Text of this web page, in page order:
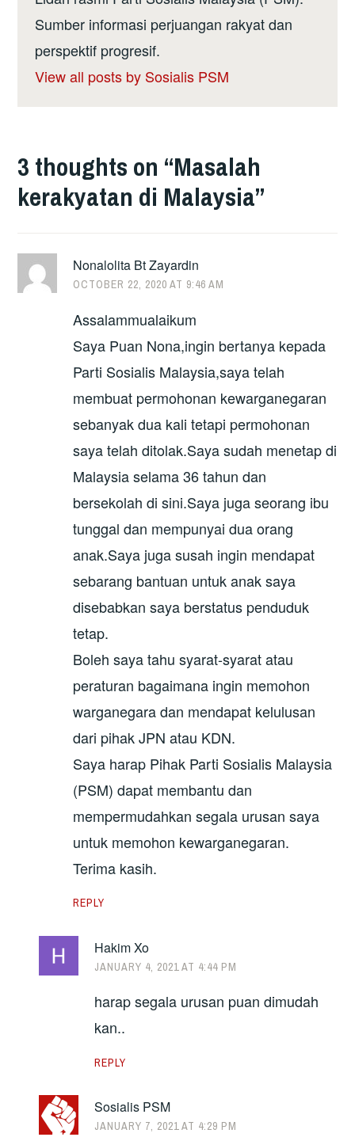
Sumber informasi perjuangan rakyat dan
perspektif progresif.
View all posts by Sosialis PSM
3 thoughts on “Masalah
kerakyatan di Malaysia”
Nonalolita Bt Zayardin
OCTOBER 22, 2020 AT 9:46 AM
Assalammualaikum
Saya Puan Nona,ingin bertanya kepada
Parti Sosialis Malaysia,saya telah
membuat permohonan kewarganegaran
sebanyak dua kali tetapi permohonan
saya telah ditolak.Saya sudah menetap di
Malaysia selama 36 tahun dan
bersekolah di sini.Saya juga seorang ibu
tunggal dan mempunyai dua orang
anak.Saya juga susah ingin mendapat
sebarang bantuan untuk anak saya
disebabkan saya berstatus penduduk
tetap.
Boleh saya tahu syarat-syarat atau
peraturan bagaimana ingin memohon
warganegara dan mendapat kelulusan
dari pihak JPN atau KDN.
Saya harap Pihak Parti Sosialis Malaysia
(PSM) dapat membantu dan
mempermudahkan segala urusan saya
untuk memohon kewarganegaran.
Terima kasih.
REPLY
Hakim Xo
JANUARY 4, 2021 AT 4:44 PM
harap segala urusan puan dimudah
kan..
REPLY
Sosialis PSM
JANUARY 7, 2021 AT 4:29 PM